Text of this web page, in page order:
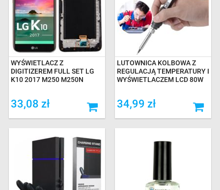
WYŚWIETLACZ Z
DIGITIZEREM FULL SET LG
K10 2017 M250 M250N
33,08 zł
LUTOWNICA KOLBOWA Z
REGULACJĄ TEMPERATURY I
WYŚWIETLACZEM LCD 80W
34,99 zł